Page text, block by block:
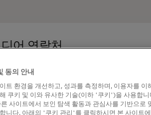
어 연락처
동의 안내
트 환경을 개선하고, 성과를 측정하며, 이용자를 이
쿠키 및 이와 유사한 기술(이하 '쿠키')을 사용합
사이트에서 보인 탐색 활동과 관심사를 기반으로
니다. 아래의 '쿠키 관리'를 클릭하시면 본 사이트